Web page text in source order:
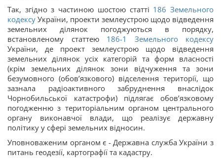
Так, згідно з частиною шостою статті 186 Земельного
кодексу України, проекти землеустрою щодо відведення
земельних ділянок погоджуються в порядку,
встановленому статтею 186-1 Земельного кодексу
України, де проект землеустрою щодо відведення
земельних ділянок усіх категорій та форм власності
(крім земельних ділянок зони відчуження та зони
безумовного (обов’язкового) відселення території, що
зазнала радіоактивного забруднення внаслідок
Чорнобильської катастрофи) підлягає обов’язковому
погодженню з територіальним органом центрального
органу виконавчої влади, що реалізує державну
політику у сфері земельних відносин.
Уповноваженим органом є - Державна служба України з
питань геодезії, картографії та кадастру.